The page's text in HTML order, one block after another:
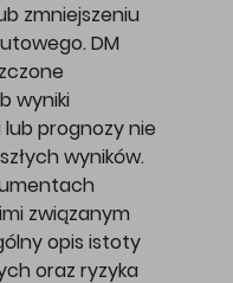
zmniejszeniu
DM
wyniki
prognozy nie
wyników.
związanym
opis istoty
oraz ryzyka